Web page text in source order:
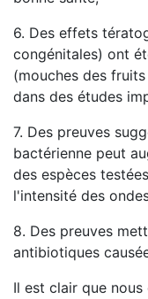
6. Des effets
congénitales) ont
(mouches des
dans des études
7. Des preuves
bactérienne peut
des espèces
l'intensité des
8. Des preuves
antibiotiques
Il est clair que